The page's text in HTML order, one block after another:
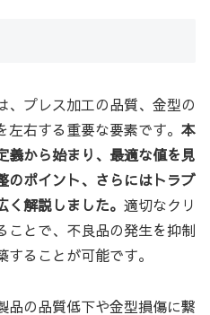
、プレス加工の品質、金型の
右する重要な要素です。 本
義から始まり、最適な値を見
のポイント、さらにはトラブ
解説しました。 適切なクリ
ことで、不良品の発生を抑制
ることが可能です。
品の品質低下や金型損傷に繋